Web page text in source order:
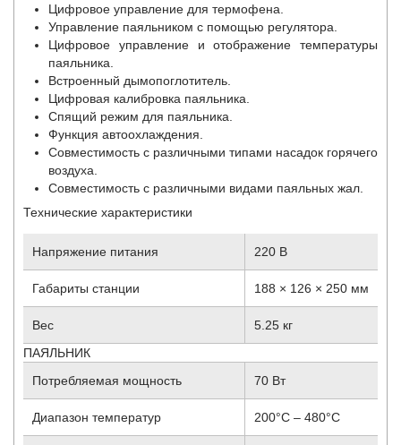
Цифровое управление для термофена.
Управление паяльником с помощью регулятора.
Цифровое управление и отображение температуры
паяльника.
Встроенный дымопоглотитель.
Цифровая калибровка паяльника.
Спящий режим для паяльника.
Функция автоохлаждения.
Совместимость с различными типами насадок горячего
воздуха.
Совместимость с различными видами паяльных жал.
Технические характеристики
Напряжение питания 220 В
Габариты станции 188 × 126 × 250 мм
Вес
5.25 кг
ПАЯЛЬНИК
Потребляемая мощность
70 Вт
Диапазон температур 200°C – 480°C